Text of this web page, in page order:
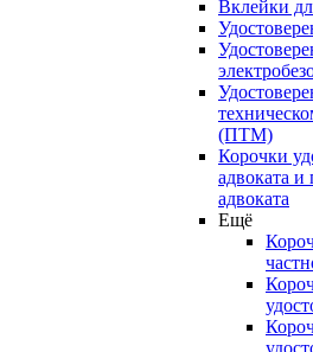
Вклейки
(ПТМ)
Корочки
адвоката
адвоката
Ещё